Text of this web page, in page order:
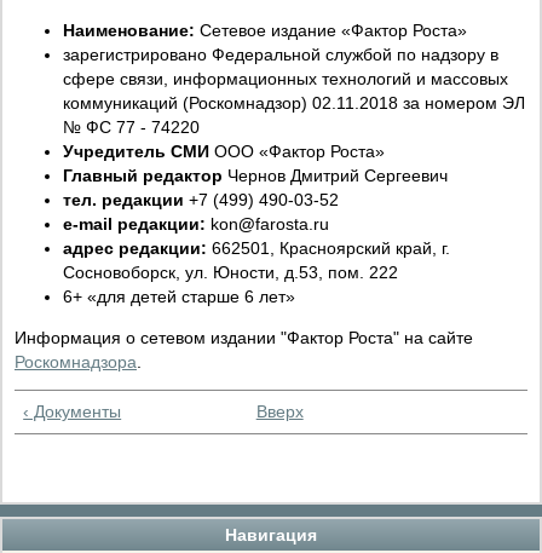
Навигация
Наименование: Сетевое издание «Фактор Роста»
зарегистрировано Федеральной службой по надзору в
сфере связи, информационных технологий и массовых
коммуникаций (Роскомнадзор) 02.11.2018 за номером ЭЛ
№ ФС 77 - 74220
Учредитель СМИ ООО «Фактор Роста»
Главный редактор Чернов Дмитрий Сергеевич
тел. редакции +7 (499) 490-03-52
e-mail редакции: kon@farosta.ru
адрес редакции: 662501, Красноярский край, г.
Сосновоборск, ул. Юности, д.53, пом. 222
6+ «для детей старше 6 лет»
Информация о сетевом издании "Фактор Роста" на сайте
Роскомнадзора.
‹ Документы Вверх